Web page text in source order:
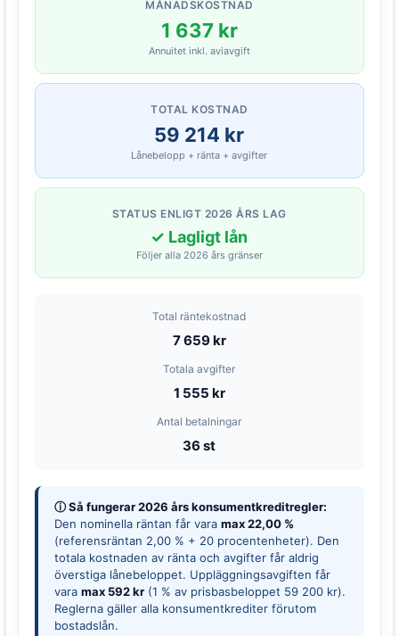
MÅNADSKOSTNAD
1 637 kr
Annuitet inkl. aviavgift
TOTAL KOSTNAD
59 214 kr
Lånebelopp + ränta + avgifter
STATUS ENLIGT 2026 ÅRS LAG
✓ Lagligt lån
Följer alla 2026 års gränser
Total räntekostnad
7 659 kr
Totala avgifter
1 555 kr
Antal betalningar
36 st
ⓘ Så fungerar 2026 års konsumentkreditregler:
Den nominella räntan får vara max 22,00 %
(referensräntan 2,00 % + 20 procentenheter). Den
totala kostnaden av ränta och avgifter får aldrig
överstiga lånebeloppet. Uppläggningsavgiften får
vara max 592 kr(1 % av prisbasbeloppet 59 200 kr).
Reglerna gäller alla konsumentkrediter förutom
bostadslån.